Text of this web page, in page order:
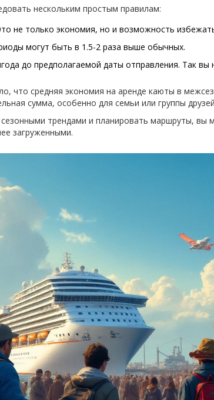
нескольким простым правилам:
не только экономия, но и возможность
могут быть в 1.5-2 раза выше обычных.
до предполагаемой даты отправления. Так
что средняя экономия на аренде каюты в
сумма, особенно для семьи или группы
трендами и планировать маршруты, вы
загруженными.